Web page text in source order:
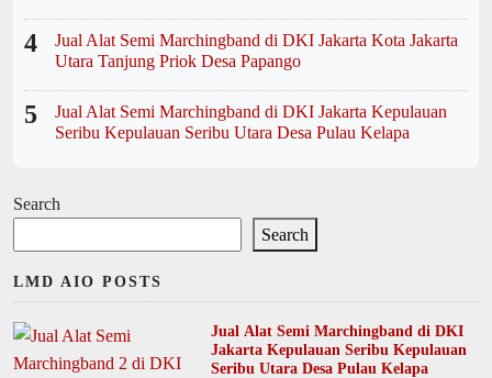
4
Jual Alat Semi Marchingband di DKI Jakarta Kota Jakarta
Utara Tanjung Priok Desa Papango
5
Jual Alat Semi Marchingband di DKI Jakarta Kepulauan
Seribu Kepulauan Seribu Utara Desa Pulau Kelapa
Search
Search
LMD AIO POSTS
Jual Alat Semi Marchingband di DKI
Jakarta Kepulauan Seribu Kepulauan
Seribu Utara Desa Pulau Kelapa